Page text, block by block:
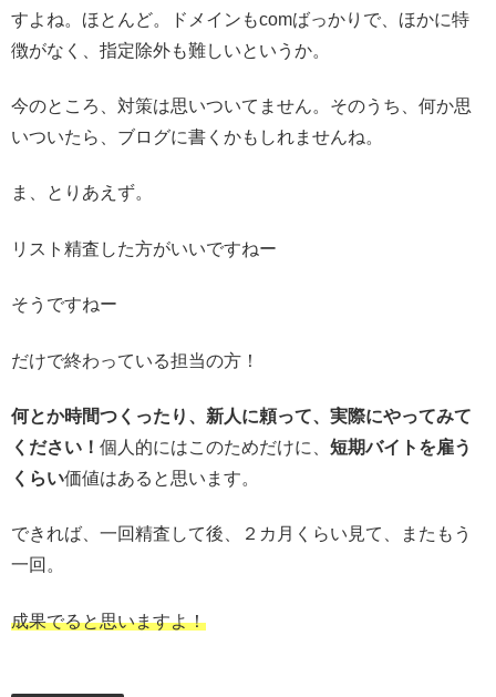
すよね。ほとんど。ドメインもcomばっかりで、ほかに特
徴がなく、指定除外も難しいというか。
今のところ、対策は思いついてません。そのうち、何か思
いついたら、ブログに書くかもしれませんね。
ま、とりあえず。
リスト精査した方がいいですねー
そうですねー
だけで終わっている担当の方！
何とか時間つくったり、新人に頼って、実際にやってみて
ください！ 個人的にはこのためだけに、 短期バイトを雇う
くらい価値はあると思います。
できれば、一回精査して後、２カ月くらい見て、またもう
一回。
成果でると思いますよ！